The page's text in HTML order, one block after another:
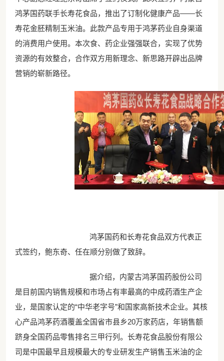
鸿茅国药联手长寿花食品，推出了订制化健康产品——长
寿花金胚精制玉米油。此款产品专用于鸿茅药业自身渠道
的消费用户使用。本次食、药企业强强联合，实现了优势
资源的有效整合，合作双方用新理念、新思路开辟出品牌
营销的崭新路径。
鸿茅国药和长寿花食品双方代表正
式签约，鲍东奇、任在顺分别做了致辞。
据介绍，内蒙古鸿茅国药股份公司
是目前国内销售规模和市场占有率最高的中成药酒生产企
业，是国家认定的“中华老字号”和国家高新技术企业。其核
心产品鸿茅药酒覆盖全国省市县乡20万家药店，年销售额
跻身全国药品零售排名三甲行列。长寿花食品股份有限公
司是中国最早且规模最大的专业研发生产销售玉米油的企